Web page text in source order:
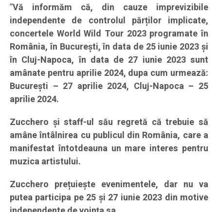
”Vă informăm că, din cauze imprevizibile
independente de controlul părților implicate,
concertele World Wild Tour 2023 programate în
România, în București, în data de 25 iunie 2023 și
în Cluj-Napoca, în data de 27 iunie 2023 sunt
amânate pentru aprilie 2024, dupa cum urmează:
București – 27 aprilie 2024, Cluj-Napoca – 25
aprilie 2024.
Zucchero și staff-ul său regretă că trebuie să
amâne întâlnirea cu publicul din România, care a
manifestat întotdeauna un mare interes pentru
muzica artistului.
Zucchero prețuiește evenimentele, dar nu va
putea participa pe 25 și 27 iunie 2023 din motive